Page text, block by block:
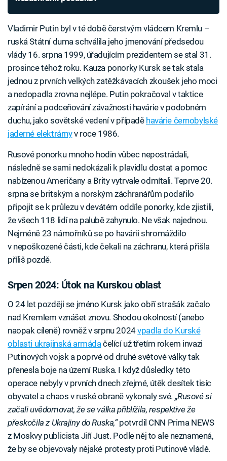
Vladimir Putin byl v té době čerstvým vládcem Kremlu –
ruská Státní duma schválila jeho jmenování předsedou
vlády 16. srpna 1999, úřadujícím prezidentem se stal 31.
prosince téhož roku. Kauza ponorky Kursk se tak stala
jednou z prvních velkých zatěžkávacích zkoušek jeho moci
a nedopadla zrovna nejlépe. Putin pokračoval v taktice
zapírání a podceňování závažnosti havárie v podobném
duchu, jako sovětské vedení v případě havárie černobylské
jaderné elektrárnyv roce 1986.
Rusové ponorku mnoho hodin vůbec nepostrádali,
následně se sami nedokázali k plavidlu dostat a pomoc
nabízenou Američany a Brity vytrvale odmítali. Teprve 20.
srpna se britským a norským záchranářům podařilo
připojit se k průlezu v devátém oddíle ponorky, kde zjistili,
že všech 118 lidí na palubě zahynulo. Ne však najednou.
Nejméně 23 námořníků se po havárii shromáždilo
v nepoškozené části, kde čekali na záchranu, která přišla
příliš pozdě.
Srpen 2024: Útok na Kurskou oblast
O 24 let později se jméno Kursk jako obří strašák začalo
nad Kremlem vznášet znovu. Shodou okolností (anebo
naopak cíleně) rovněž v srpnu 2024vpadla do Kurské
oblasti ukrajinská armáda čelící už třetím rokem invazi
Putinových vojsk a poprvé od druhé světové války tak
přenesla boje na území Ruska. I když důsledky této
operace nebyly v prvních dnech zřejmé, útěk desítek tisíc
obyvatel a chaos v ruské obraně vykonaly své. „Rusové si
začali uvědomovat, že se válka přiblížila, respektive že
přeskočila z Ukrajiny do Ruska,“potvrdil CNN Prima NEWS
z Moskvy publicista Jiří Just. Podle něj to ale neznamená,
že by se objevovaly nějaké protesty proti Putinově vládě.